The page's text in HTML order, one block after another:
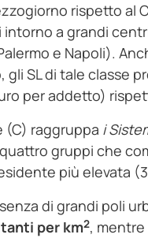
rispetto al
a grandi
e Napoli).
gli SL di tale classe
per addetto)
(C) raggruppa i
gruppi che
più elevata
di grandi poli
per km2,